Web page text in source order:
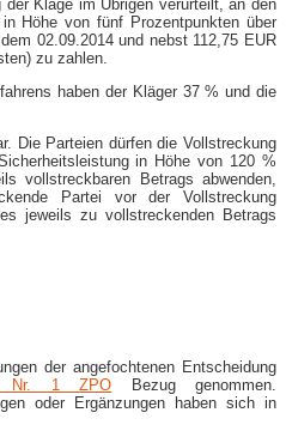
Klage im Übrigen verurteilt, an den
Höhe von fünf Prozentpunkten über
02.09.2014 und nebst 112,75 EUR
zu zahlen.
haben der Kläger 37 % und die
Die Parteien dürfen die Vollstreckung
in Höhe von 120 %
vollstreckbaren Betrags abwenden,
Partei vor der Vollstreckung
jeweils zu vollstreckenden Betrags
der angefochtenen Entscheidung
1 ZPO Bezug genommen.
oder Ergänzungen haben sich in